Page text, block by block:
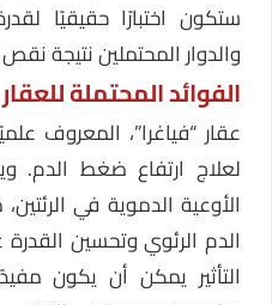
ستكون اختبارًا حقيقيًا
والدوار المحتملين نتيجة نقص
الفوائد المحتملة للعقار
عقار “فياغرا”، المعروف
لعلاج ارتفاع ضغط الدم.
الأوعية الدموية في
الدم الرئوي وتحسين القدرة
التأثير يمكن أن يكون